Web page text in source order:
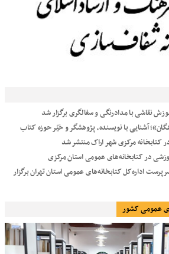
نقاشی با مدادرنگی و سفالگری برگزار شد
آشنایی با نویسنده، پژوهشگر و خیّر حوزه کتاب
کتابخانه مرکزی شهر اراک منتشر شد
در کتابخانه‌های عمومی استان مرکزی
اداره‌کل کتابخانه‌های عمومی استان تهران برگزار
عمومی کشور